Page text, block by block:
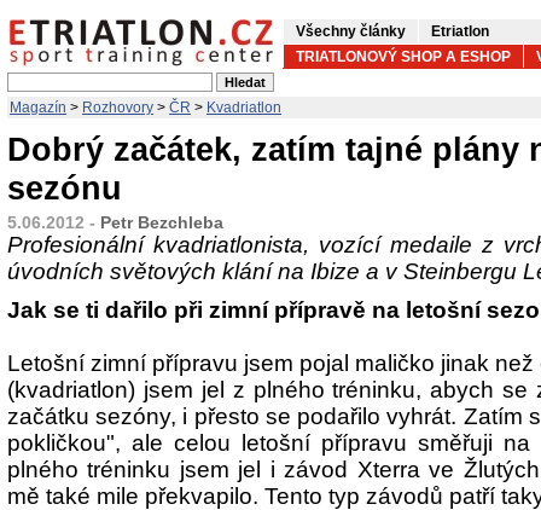
Všechny články
Etriatlon
TRIATLONOVÝ SHOP A ESHOP
Magazín > Rozhovory > ČR > Kvadriatlon
Dobrý začátek, zatím tajné plány
sezónu
5.06.2012 - Petr Bezchleba
Profesionální kvadriatlonista, vozící medaile z
úvodních světových klání na Ibize a v Steinbergu
Jak se ti dařilo při zimní přípravě na letošní
Letošní zimní přípravu jsem pojal maličko jinak
(kvadriatlon) jsem jel z plného tréninku, abych se
začátku sezóny, i přesto se podařilo vyhrát. Zatím
pokličkou", ale celou letošní přípravu směřuji
plného tréninku jsem jel i závod Xterra ve
mě také mile překvapilo. Tento typ závodů patří